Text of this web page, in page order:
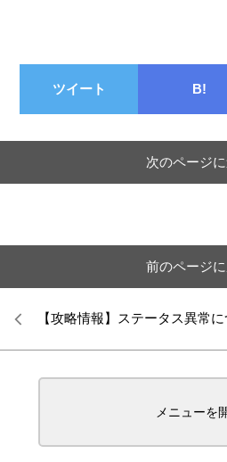
ツイート B!
次のページ
前のページ
【攻略情報】ステータス異常
メニューを